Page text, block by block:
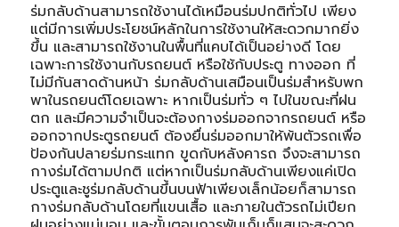
ร่มกลับด้านสามารถใช้งานได้เหมือนร่มปกติทั่วไป เพียง
แต่มีการเพิ่มประโยชน์หลักในการใช้งานให้สะดวกมากยิ่ง
ขึ้น และสามารถใช้งานในพื้นที่แคบได้เป็นอย่างดี โดย
เฉพาะการใช้งานกับรถยนต์ หรือใช้กับประตู ทางออก ที่
ไม่มีกันสาดด้านหน้า ร่มกลับด้านเสมือนเป็นร่มสำหรับพก
พาในรถยนต์โดยเฉพาะ หากเป็นร่มทั่ว ๆ ไปในขณะที่ฝน
ตก และมีความจำเป็นจะต้องกางร่มออกจากรถยนต์ หรือ
ออกจากประตูรถยนต์ ต้องยื่นร่มออกมาให้พ้นตัวรถเพื่อ
ป้องกันปลายร่มกระแทก ขูดกับหลังคารถ จึงจะสามารถ
กางร่มได้ตามปกติ แต่หากเป็นร่มกลับด้านเพียงแค่เปิด
ประตูและชูร่มกลับด้านขึ้นบนฟ้าเพียงเล็กน้อยก็สามารถ
กางร่มกลับด้านโดยที่แขนเสื้อ และภายในตัวรถไม่เปียก